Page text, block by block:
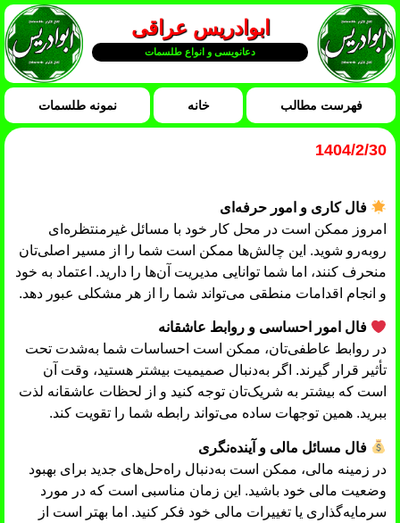
ابوادریس عراقی
دعانویسی و انواع طلسمات
فهرست مطالب خانه نمونه طلسمات
1404/2/30
فال کاری و امور حرفه‌ای
امروز ممکن است در محل کار خود با مسائل غیرمنتظره‌ای
روبه‌رو شوید. این چالش‌ها ممکن است شما را از مسیر اصلی‌تان
منحرف کنند، اما شما توانایی مدیریت آن‌ها را دارید. اعتماد به خود
و انجام اقدامات منطقی می‌تواند شما را از هر مشکلی عبور دهد.
فال امور احساسی و روابط عاشقانه
در روابط عاطفی‌تان، ممکن است احساسات شما به‌شدت تحت
تأثیر قرار گیرند. اگر به‌دنبال صمیمیت بیشتر هستید، وقت آن
است که بیشتر به شریک‌تان توجه کنید و از لحظات عاشقانه لذت
ببرید. همین توجهات ساده می‌تواند رابطه شما را تقویت کند.
فال مسائل مالی و آینده‌نگری
در زمینه مالی، ممکن است به‌دنبال راه‌حل‌های جدید برای بهبود
وضعیت مالی خود باشید. این زمان مناسبی است که در مورد
سرمایه‌گذاری یا تغییرات مالی خود فکر کنید. اما بهتر است از